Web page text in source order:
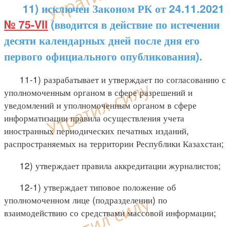
11) исключен Законом РК от 24.11.2021
№ 75-VII(вводится в действие по истечении
десяти календарных дней после дня его
первого официального опубликования).
11-1) разрабатывает и утверждает по согласованию с
уполномоченным органом в сфере разрешений и
уведомлений и уполномоченным органом в сфере
информатизации правила осуществления учета
иностранных периодических печатных изданий,
распространяемых на территории Республики Казахстан;
12) утверждает правила аккредитации журналистов;
12-1) утверждает типовое положение об
уполномоченном лице (подразделении) по
взаимодействию со средствами массовой информации;